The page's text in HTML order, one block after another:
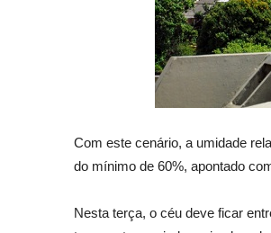
Com este cenário, a umidade
do mínimo de 60%, apontado
Nesta terça, o céu deve ficar